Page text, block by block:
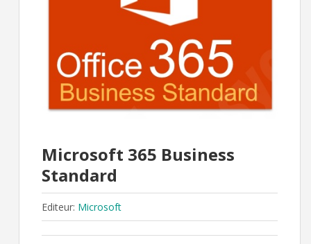
Microsoft 365 Business
Standard
Editeur: Microsoft